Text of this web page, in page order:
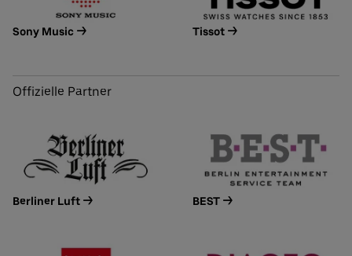
Sony Music -> Tissot ->
Offizielle Partner
Berliner Luft -> BEST ->